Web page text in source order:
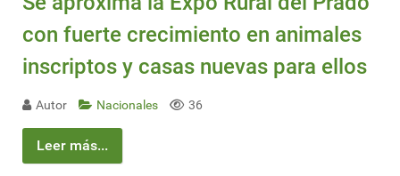
con fuerte crecimiento en animales
inscriptos y casas nuevas para ellos
Autor Nacionales 36
Leer más...